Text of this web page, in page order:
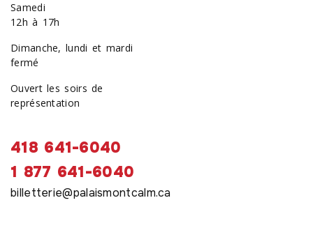
Samedi
12h à 17h
Dimanche, lundi et mardi
fermé
Ouvert les soirs de
représentation
418 641-6040
1 877 641-6040
billetterie@palaismontcalm.ca